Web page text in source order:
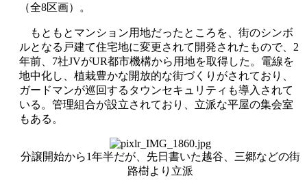
（全8区画）。
もともとマンション用地だったところを、街のシンボ
ルとなる戸建て住宅地に変更されて開発されたもので、2
年前、7社JVがUR都市機構から用地を取得した。電線を
地中化し、植栽豊かな開放的な街づくりがされており、
ガードマンが巡回するタウンセキュリティも導入されて
いる。管理組合が設立されており、立派な平屋の集会室
もある。
分譲開始から1年半だが、先日書いた越谷、三郷などの街
路樹より立派